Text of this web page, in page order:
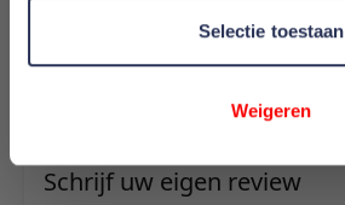
Selectie toestaan
Weigeren
Schrijf uw eigen review